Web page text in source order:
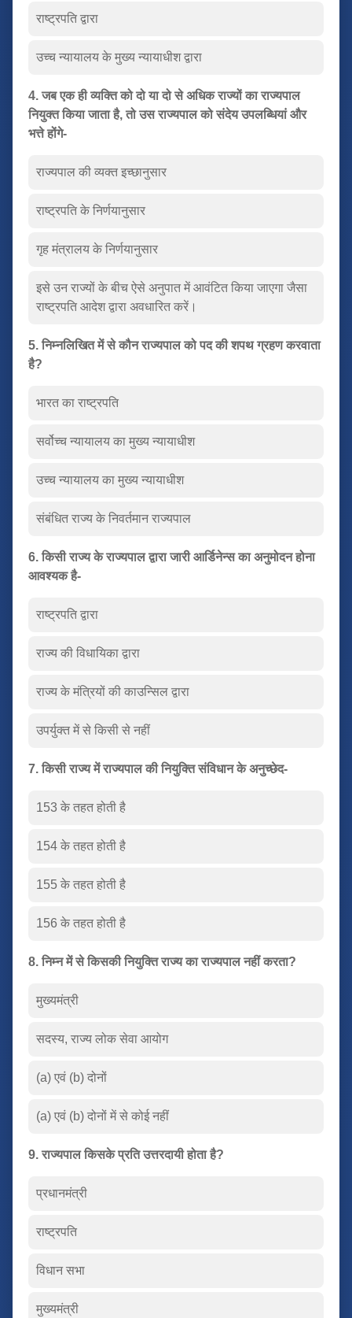
राष्ट्रपति द्वारा
उच्च न्यायालय के मुख्य न्यायाधीश द्वारा
4. जब एक ही व्यक्ति को दो या दो से अधिक राज्यों का राज्यपाल
नियुक्त किया जाता है, तो उस राज्यपाल को संदेय उपलब्धियां और
भत्ते होंगे-
राज्यपाल की व्यक्त इच्छानुसार
राष्ट्रपति के निर्णयानुसार
गृह मंत्रालय के निर्णयानुसार
इसे उन राज्यों के बीच ऐसे अनुपात में आवंटित किया जाएगा जैसा
राष्ट्रपति आदेश द्वारा अवधारित करें।
5. निम्नलिखित में से कौन राज्यपाल को पद की शपथ ग्रहण करवाता
है?
भारत का राष्ट्रपति
सर्वोच्च न्यायालय का मुख्य न्यायाधीश
उच्च न्यायालय का मुख्य न्यायाधीश
संबंधित राज्य के निवर्तमान राज्यपाल
6. किसी राज्य के राज्यपाल द्वारा जारी आर्डिनेन्स का अनुमोदन होना
आवश्यक है-
राष्ट्रपति द्वारा
राज्य की विधायिका द्वारा
राज्य के मंत्रियों की काउन्सिल द्वारा
उपर्युक्त में से किसी से नहीं
7. किसी राज्य में राज्यपाल की नियुक्ति संविधान के अनुच्छेद-
153 के तहत होती है
154 के तहत होती है
155 के तहत होती है
156 के तहत होती है
8. निम्न में से किसकी नियुक्ति राज्य का राज्यपाल नहीं करता?
मुख्यमंत्री
सदस्य, राज्य लोक सेवा आयोग
(a) एवं (b) दोनों
(a) एवं (b) दोनों में से कोई नहीं
9. राज्यपाल किसके प्रति उत्तरदायी होता है?
प्रधानमंत्री
राष्ट्रपति
विधान सभा
मुख्यमंत्री